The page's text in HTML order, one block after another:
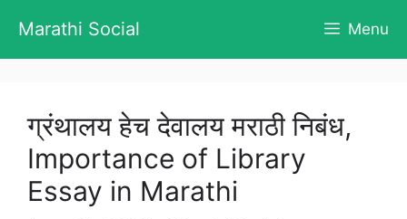
content
Marathi Social Menu
ग्रंथालय हेच देवालय मराठी निबंध,
Importance of Library
Essay in Marathi